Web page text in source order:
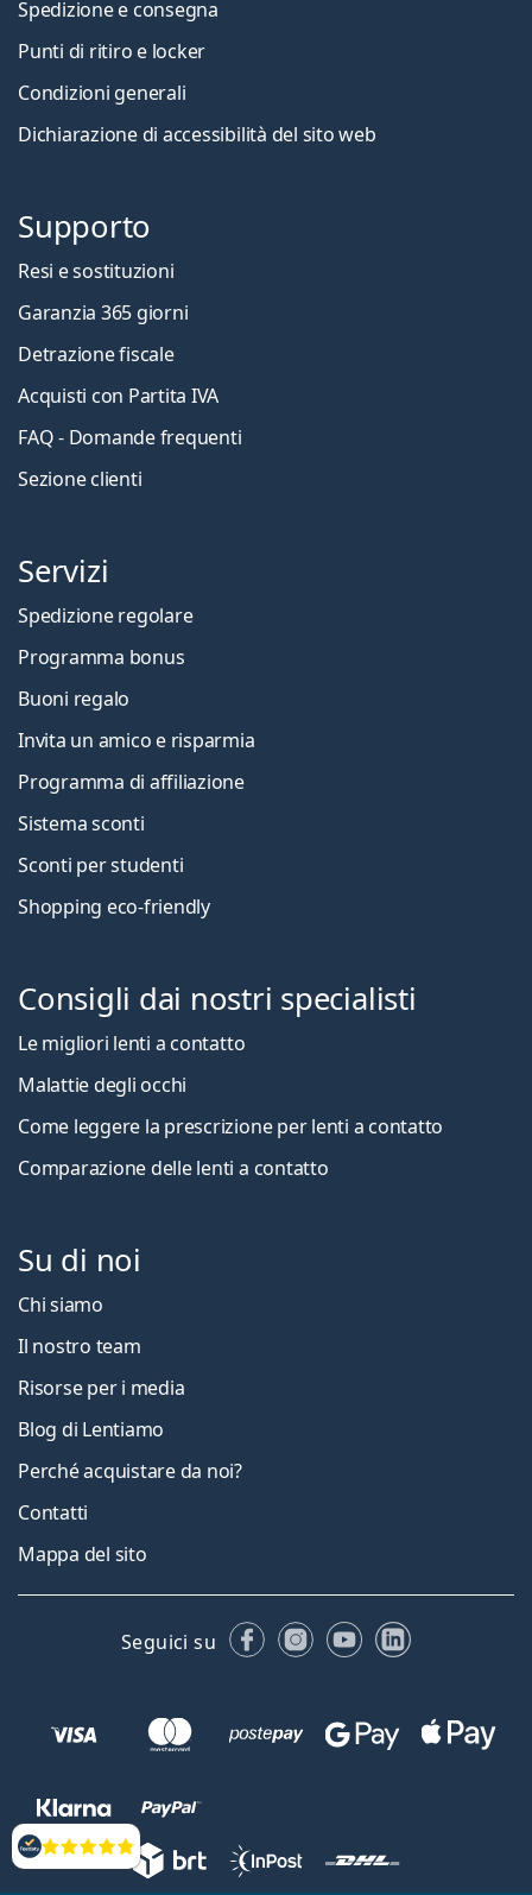
Valutazione
Spedizione e consegna
Punti di ritiro e locker
Condizioni generali
Dichiarazione di accessibilità del sito web
Supporto
Resi e sostituzioni
Garanzia 365 giorni
Detrazione fiscale
Acquisti con Partita IVA
FAQ - Domande frequenti
Sezione clienti
Servizi
Spedizione regolare
Programma bonus
Buoni regalo
Invita un amico e risparmia
Programma di affiliazione
Sistema sconti
Sconti per studenti
Shopping eco-friendly
Consigli dai nostri specialisti
Le migliori lenti a contatto
Malattie degli occhi
Come leggere la prescrizione per lenti a contatto
Comparazione delle lenti a contatto
Su di noi
Chi siamo
Il nostro team
Risorse per i media
Blog di Lentiamo
Perché acquistare da noi?
Contatti
Mappa del sito
Seguici su FacebookInstagram
YouTubeLinkedIn